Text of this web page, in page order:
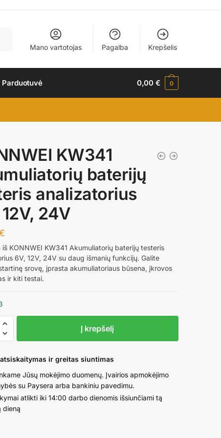
Mano vartotojas Pagalba Krepšelis
0,00€ 0
KW341
baterijų
analizatorius
24V
iš KONNWEI KW341 Akumuliatorių baterijų testeris
6V, 12V, 24V su daug išmanių funkcijų. Galite
srovę, įprasta akumuliatoriaus būsena, įkrovos
ir kiti testai.
Į krepšelį
ir greitas siuntimas
Jūsų mokėjimo duomenų. Įvairios apmokėjimo
su Paysera arba bankiniu pavedimu.
atlikti iki 14:00 darbo dienomis išsiunčiami tą
dieną